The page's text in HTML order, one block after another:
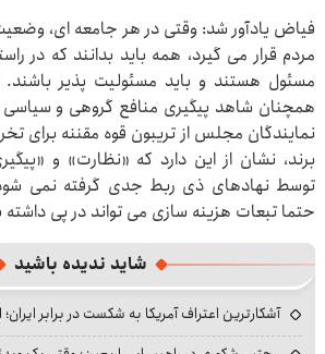
فیاض یادآور شد: وقتی در هر جامعه ای،
مردم قرار می گیرد، همه باید بدانند که در
مسئول هستند و باید مسئولیت پذیر
همچنان شاهد پیگیری منافع گروهی و
نمایندگان مجلس از تریبون قوه مقننه برای
برند، نشان از این دارد که «نظارت» و
توسط نهادهای ذی ربط جدی گرفته نمی
حتما تبعات هزینه سازی می تواند در پی داشته
شاید ندیده باشید
آشکارترین اعتراف آمریکا به شکست در برابر